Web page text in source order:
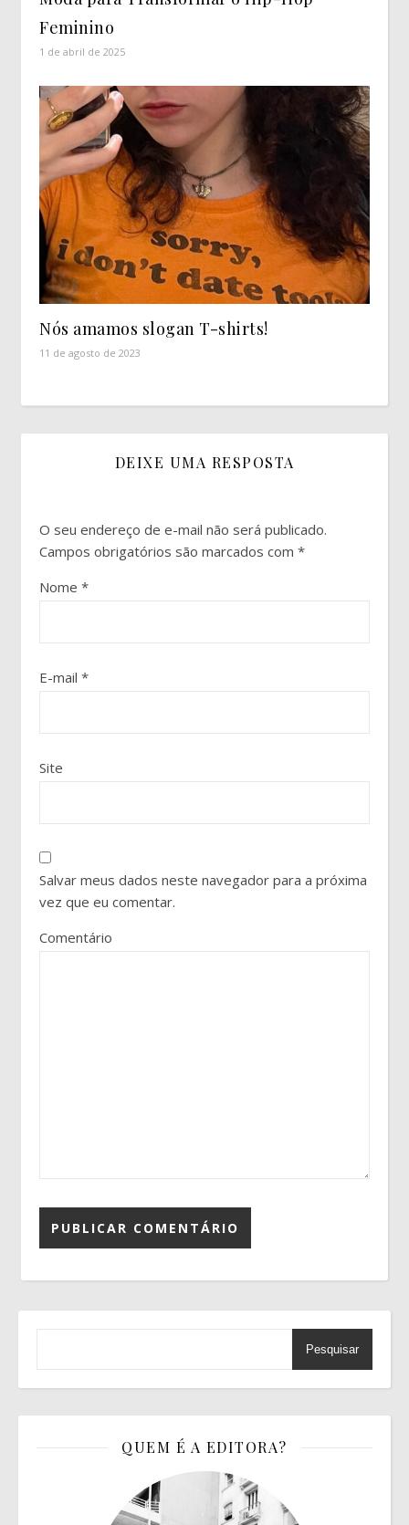
Feminino
1 de abril de 2025
Nós amamos slogan T-shirts!
11 de agosto de 2023
DEIXE UMA RESPOSTA
O seu endereço de e-mail não será publicado.
Campos obrigatórios são marcados com *
Nome *
E-mail *
Site
Salvar meus dados neste navegador para a próxima
vez que eu comentar.
Comentário
Pesquisar
QUEM É A EDITORA?